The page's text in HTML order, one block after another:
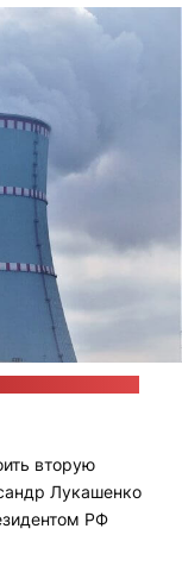
вторую
Лукашенко
РФ